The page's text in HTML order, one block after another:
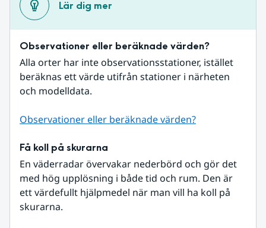
Lär dig mer
Observationer eller beräknade värden?
Alla orter har inte observationsstationer, istället
beräknas ett värde utifrån stationer i närheten
och modelldata.
Observationer eller beräknade värden?
Få koll på skurarna
En väderradar övervakar nederbörd och gör det
med hög upplösning i både tid och rum. Den är
ett värdefullt hjälpmedel när man vill ha koll på
skurarna.